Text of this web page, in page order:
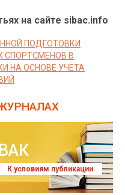
на сайте sibac.info
ПОДГОТОВКИ
СПОРТСМЕНОВ В
НА ОСНОВЕ УЧЕТА
ВАК
К условиям публикации